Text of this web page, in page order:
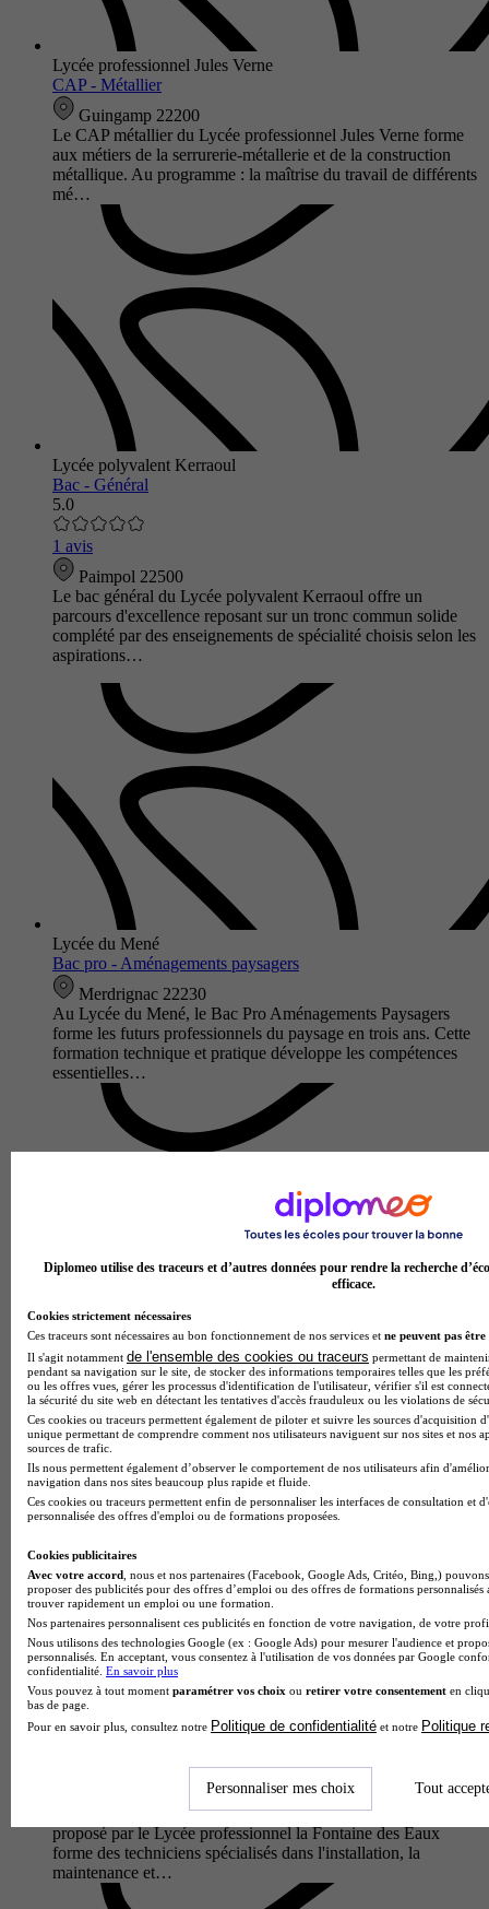
Lycée professionnel Jules Verne
CAP - Métallier
Guingamp 22200
Le CAP métallier du Lycée professionnel Jules Verne forme
aux métiers de la serrurerie-métallerie et de la construction
métallique. Au programme : la maîtrise du travail de différents
mé…
Lycée polyvalent Kerraoul
Bac - Général
5.0
1 avis
Paimpol 22500
Le bac général du Lycée polyvalent Kerraoul offre un
parcours d'excellence reposant sur un tronc commun solide
complété par des enseignements de spécialité choisis selon les
aspirations…
Lycée du Mené
Bac pro - Aménagements paysagers
Merdrignac 22230
Au Lycée du Mené, le Bac Pro Aménagements Paysagers
forme les futurs professionnels du paysage en trois ans. Cette
formation technique et pratique développe les compétences
essentielles…
Lycée professionnel du Blavet
CAP - Couvreur
Pontivy 56300
Le CAP Couvreur du Lycée professionnel du Blavet forme
des ouvriers professionnels du bâtiment spécialisés dans
l'étanchéité des toitures. Au programme : mise en place de la
sécurité sur…
Bac pro - Métiers du froid et des énergies renouvelables
Le Bac Pro Métiers du Froid et des Énergies Renouvelables
proposé par le Lycée professionnel la Fontaine des Eaux
forme des techniciens spécialisés dans l'installation, la
maintenance et…
Diplomeo utilise des traceurs et d’autres données pour rendre la recherche
efficace.
Cookies strictement nécessaires
Ces traceurs sont nécessaires au bon fonctionnement de nos services et ne peuvent pas être
Il s'agit notamment de l'ensemble des cookies ou traceurs permettant de
pendant sa navigation sur le site, de stocker des informations temporaires telles que les
ou les offres vues, gérer les processus d'identification de l'utilisateur, vérifier s'il est
la sécurité du site web en détectant les tentatives d'accès frauduleux ou les violations de
Ces cookies ou traceurs permettent également de piloter et suivre les sources d'acquisition
unique permettant de comprendre comment nos utilisateurs naviguent sur nos sites et nos
sources de trafic.
Ils nous permettent également d’observer le comportement de nos utilisateurs afin
navigation dans nos sites beaucoup plus rapide et fluide.
Ces cookies ou traceurs permettent enfin de personnaliser les interfaces de consultation et
personnalisée des offres d'emploi ou de formations proposées.
Cookies publicitaires
Avec votre accord , nous et nos partenaires (Facebook, Google Ads, Critéo, Bing,)
proposer des publicités pour des offres d’emploi ou des offres de formations
trouver rapidement un emploi ou une formation.
Nos partenaires personnalisent ces publicités en fonction de votre navigation, de votre
Nous utilisons des technologies Google (ex : Google Ads) pour mesurer l'audience et
personnalisés. En acceptant, vous consentez à l'utilisation de vos données par Google
confidentialité. En savoir plus
Vous pouvez à tout moment paramétrer vos choix ou retirer votre consentement en
bas de page.
Pour en savoir plus, consultez notre Politique de confidentialité et notre Politique
Personnaliser mes choix Tout